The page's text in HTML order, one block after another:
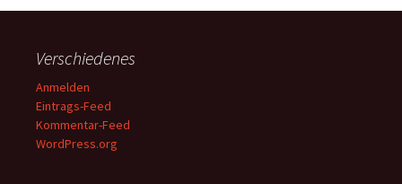
Verschiedenes
Anmelden
Eintrags-Feed
Kommentar-Feed
WordPress.org